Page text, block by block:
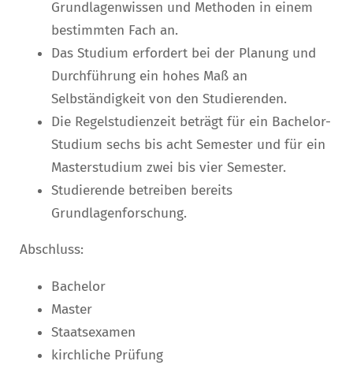
Grundlagenwissen und Methoden in einem
bestimmten Fach an.
Das Studium erfordert bei der Planung und
Durchführung ein hohes Maß an
Selbständigkeit von den Studierenden.
Die Regelstudienzeit beträgt für ein Bachelor-
Studium sechs bis acht Semester und für ein
Masterstudium zwei bis vier Semester.
Studierende betreiben bereits
Grundlagenforschung.
Abschluss:
Bachelor
Master
Staatsexamen
kirchliche Prüfung